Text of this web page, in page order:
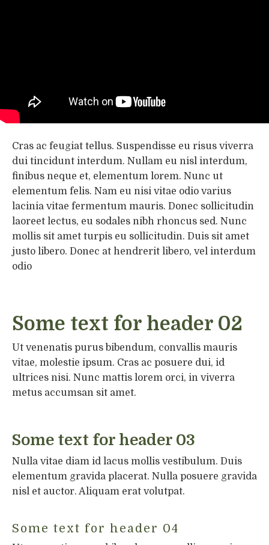
Cras ac feugiat tellus. Suspendisse eu risus viverra
dui tincidunt interdum. Nullam eu nisl interdum,
finibus neque et, elementum lorem. Nunc ut
elementum felis. Nam eu nisi vitae odio varius
lacinia vitae fermentum mauris. Donec sollicitudin
laoreet lectus, eu sodales nibh rhoncus sed. Nunc
mollis sit amet turpis eu sollicitudin. Duis sit amet
justo libero. Donec at hendrerit libero, vel interdum
odio
Some text for header 02
Ut venenatis purus bibendum, convallis mauris
vitae, molestie ipsum. Cras ac posuere dui, id
ultrices nisi. Nunc mattis lorem orci, in viverra
metus accumsan sit amet.
Some text for header 03
Nulla vitae diam id lacus mollis vestibulum. Duis
elementum gravida placerat. Nulla posuere gravida
nisl et auctor. Aliquam erat volutpat.
Some text for header 04